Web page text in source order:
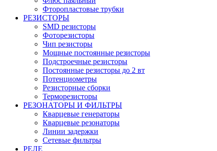
Фторопластовые трубки
РЕЗИСТОРЫ
SMD резисторы
Фоторезисторы
Чип резисторы
Мощные постоянные резисторы
Подстроечные резисторы
Постоянные резисторы до 2 вт
Потенциометры
Резисторные сборки
Терморезисторы
РЕЗОНАТОРЫ И ФИЛЬТРЫ
Кварцевые генераторы
Кварцевые резонаторы
Линии задержки
Сетевые фильтры
РЕЛЕ